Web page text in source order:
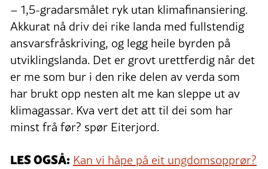
– 1,5-gradarsmålet ryk utan klimafinansiering.
Akkurat nå driv dei rike landa med fullstendig
ansvarsfråskriving, og legg heile byrden på
utviklingslanda. Det er grovt urettferdig når det
er me som bur i den rike delen av verda som
har brukt opp nesten alt me kan sleppe ut av
klimagassar. Kva vert det att til dei som har
minst frå før? spør Eiterjord.
LES OGSÅ: Kan vi håpe på eit ungdomsopprør?